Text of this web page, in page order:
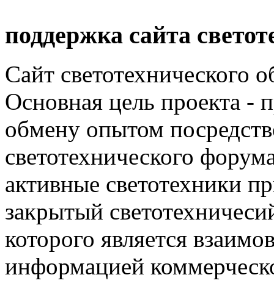
поддержка сайта
Сайт светотехнического
Основная цель проекта -
обмену опытом
светотехнического
активные светотехники
закрытый
которого является
информацией